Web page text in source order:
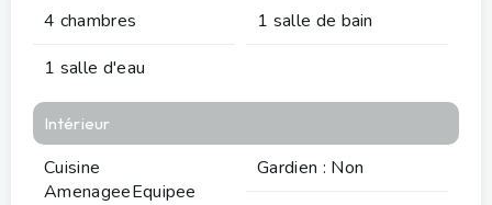
4 chambres
1 salle de bain
1 salle d'eau
Intérieur
Cuisine
AmenageeEquipee
Gardien : Non